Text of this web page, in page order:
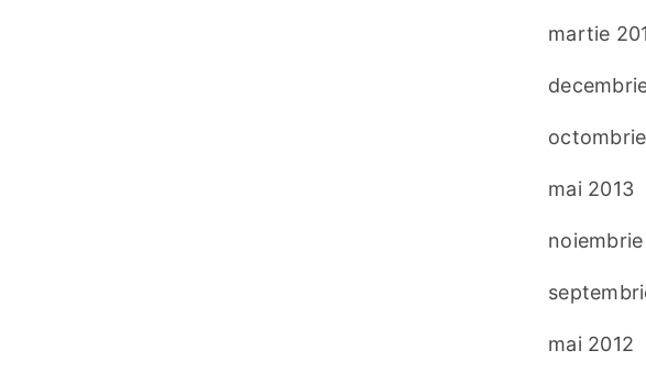
martie
mai 2013
mai 2012